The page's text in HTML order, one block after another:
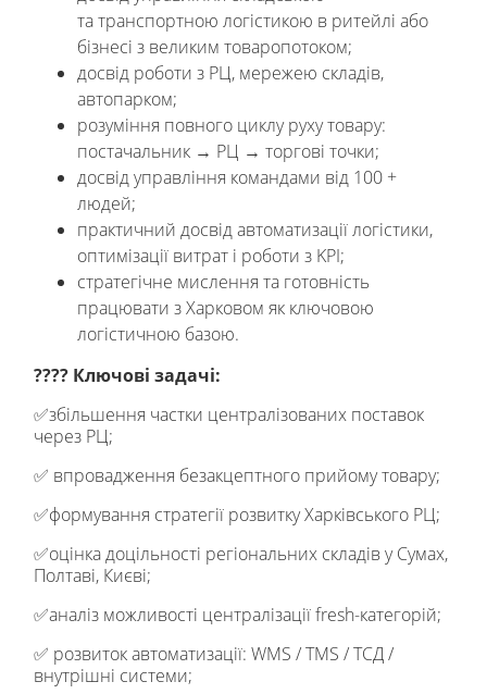
та транспортною логістикою в ритейлі або
бізнесі з великим товаропотоком;
досвід роботи з РЦ, мережею складів,
автопарком;
розуміння повного циклу руху товару:
постачальник → РЦ → торгові точки;
досвід управління командами від 100 +
людей;
практичний досвід автоматизації логістики,
оптимізації витрат і роботи з KPI;
стратегічне мислення та готовність
працювати з Харковом як ключовою
логістичною базою.
???? Ключові задачі:
✅збільшення частки централізованих поставок
через РЦ;
✅ впровадження безакцептного прийому товару;
✅формування стратегії розвитку Харківського РЦ;
✅оцінка доцільності регіональних складів у Сумах,
Полтаві, Києві;
✅аналіз можливості централізації fresh-категорій;
✅ розвиток автоматизації: WMS / TMS / ТСД /
внутрішні системи;